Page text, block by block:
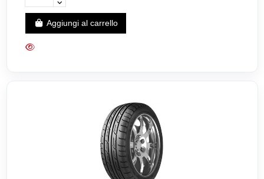
Aggiungi al carrello